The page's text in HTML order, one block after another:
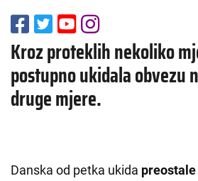
Kroz proteklih nekoliko
postupno ukidala obvezu
druge mjere.
Danska od petka ukida